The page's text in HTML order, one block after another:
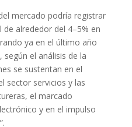
mercado podría registrar
alrededor del 4–5% en
ya en el último año
el análisis de la
se sustentan en el
sector servicios y las
el marcado
y en el impulso